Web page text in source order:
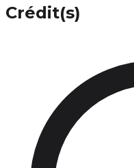
Crédit(s)